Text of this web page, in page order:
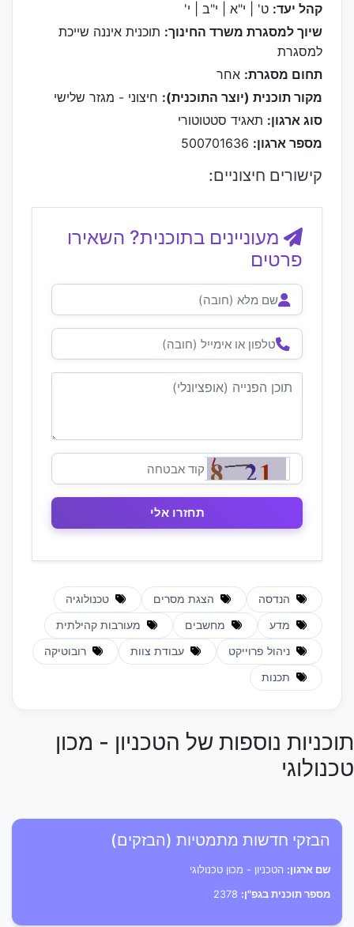
קהל יעד: ט' | י"א | י"ב | י'
שיוך למסגרת משרד החינוך: תוכנית איננה שייכת
למסגרת
תחום מסגרת: אחר
מקור תוכנית (יוצר התוכנית): חיצוני - מגזר שלישי
סוג ארגון: תאגיד סטטוטורי
מספר ארגון:
קישורים חיצוניים:
מעוניינים בתוכנית? השאירו
פרטים
הנדסה הצגת מסרים טכנולוגיה
מדע מחשבים מעורבות קהילתית
ניהול פרוייקט עבודת צוות רובוטיקה
תכנות
תוכניות נוספות של הטכניון - מכון
טכנולוגי
הבזקי חדשות מתמטיות (הבזקים)
שם ארגון: הטכניון - מכון טכנולוגי
מספר תוכנית בגפ"ן: